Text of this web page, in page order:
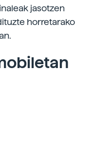
jasotzen
horretarako